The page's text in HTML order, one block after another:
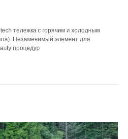
тележка с горячим и холодным
Незаменимый элемент для
процедур